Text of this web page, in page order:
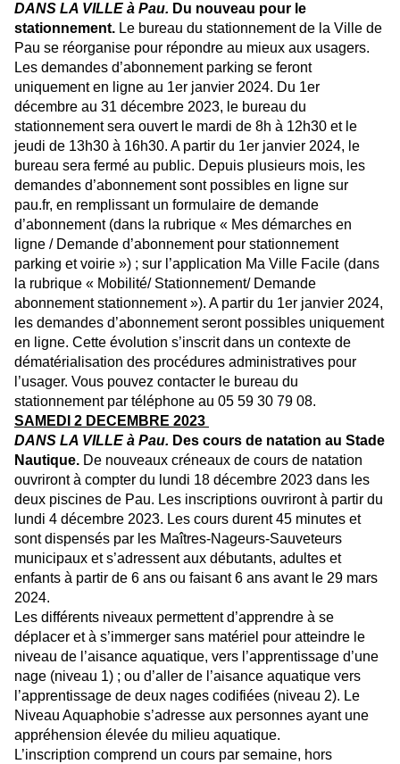
DANS LA VILLE à Pau. Du nouveau pour le
stationnement. Le bureau du stationnement de la Ville de
Pau se réorganise pour répondre au mieux aux usagers.
Les demandes d’abonnement parking se feront
uniquement en ligne au 1er janvier 2024. Du 1er
décembre au 31 décembre 2023, le bureau du
stationnement sera ouvert le mardi de 8h à 12h30 et le
jeudi de 13h30 à 16h30. A partir du 1er janvier 2024, le
bureau sera fermé au public. Depuis plusieurs mois, les
demandes d’abonnement sont possibles en ligne sur
pau.fr, en remplissant un formulaire de demande
d’abonnement (dans la rubrique « Mes démarches en
ligne / Demande d’abonnement pour stationnement
parking et voirie ») ; sur l’application Ma Ville Facile (dans
la rubrique « Mobilité/ Stationnement/ Demande
abonnement stationnement »). A partir du 1er janvier 2024,
les demandes d’abonnement seront possibles uniquement
en ligne. Cette évolution s’inscrit dans un contexte de
dématérialisation des procédures administratives pour
l’usager. Vous pouvez contacter le bureau du
stationnement par téléphone au 05 59 30 79 08.
SAMEDI 2 DECEMBRE 2023
DANS LA VILLE à Pau. Des cours de natation au Stade
Nautique. De nouveaux créneaux de cours de natation
ouvriront à compter du lundi 18 décembre 2023 dans les
deux piscines de Pau. Les inscriptions ouvriront à partir du
lundi 4 décembre 2023. Les cours durent 45 minutes et
sont dispensés par les Maîtres-Nageurs-Sauveteurs
municipaux et s’adressent aux débutants, adultes et
enfants à partir de 6 ans ou faisant 6 ans avant le 29 mars
2024.
Les différents niveaux permettent d’apprendre à se
déplacer et à s’immerger sans matériel pour atteindre le
niveau de l’aisance aquatique, vers l’apprentissage d’une
nage (niveau 1) ; ou d’aller de l’aisance aquatique vers
l’apprentissage de deux nages codifiées (niveau 2). Le
Niveau Aquaphobie s’adresse aux personnes ayant une
appréhension élevée du milieu aquatique.
L’inscription comprend un cours par semaine, hors